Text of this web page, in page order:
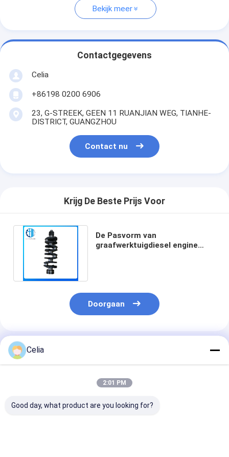
Bekijk meer
Contactgegevens
Celia
+86198 0200 6906
23, G-STREEK, GEEN 11 RUANJIAN WEG, TIANHE-
DISTRICT, GUANGZHOU
Contact nu
Krijg De Beste Prijs Voor
De Pasvorm van
graafwerktuigdiesel engine
Doorgaan
Geadviseerde Producten
Celia
2:01 PM
Good day, what product are you looking for?